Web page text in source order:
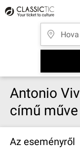
Antonio
című
Az eseményről